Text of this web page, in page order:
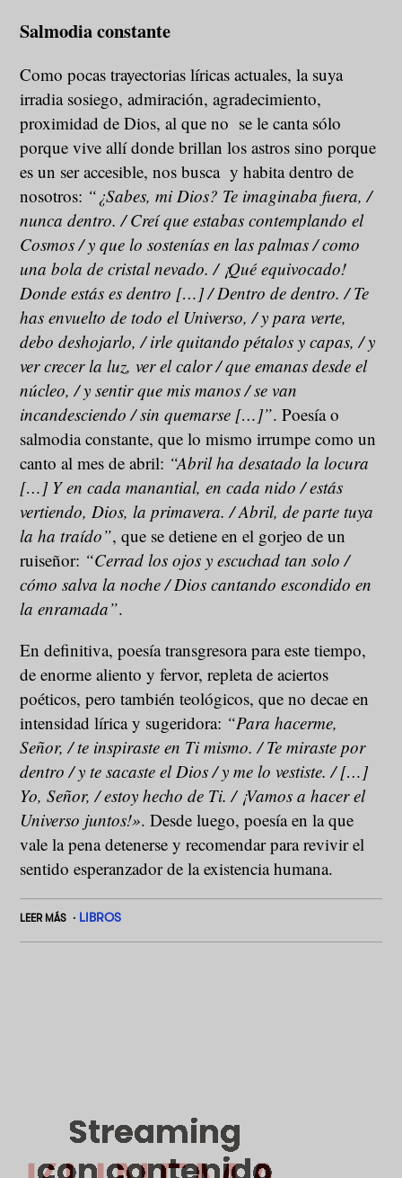
Salmodia constante
Como pocas trayectorias líricas actuales, la suya
irradia sosiego, admiración, agradecimiento,
proximidad de Dios, al que no se le canta sólo
porque vive allí donde brillan los astros sino porque
es un ser accesible, nos busca y habita dentro de
nosotros: “¿Sabes, mi Dios? Te imaginaba fuera, /
nunca dentro. / Creí que estabas contemplando el
Cosmos / y que lo sostenías en las palmas / como
una bola de cristal nevado. / ¡Qué equivocado!
Donde estás es dentro […] / Dentro de dentro. / Te
has envuelto de todo el Universo, / y para verte,
debo deshojarlo, / irle quitando pétalos y capas, / y
ver crecer la luz, ver el calor / que emanas desde el
núcleo, / y sentir que mis manos / se van
incandesciendo / sin quemarse […]”. Poesía o
salmodia constante, que lo mismo irrumpe como un
canto al mes de abril: “Abril ha desatado la locura
[…] Y en cada manantial, en cada nido / estás
vertiendo, Dios, la primavera. / Abril, de parte tuya
la ha traído”, que se detiene en el gorjeo de un
ruiseñor: “Cerrad los ojos y escuchad tan solo /
cómo salva la noche / Dios cantando escondido en
la enramada”.
En definitiva, poesía transgresora para este tiempo,
de enorme aliento y fervor, repleta de aciertos
poéticos, pero también teológicos, que no decae en
intensidad lírica y sugeridora: “Para hacerme,
Señor, / te inspiraste en Ti mismo. / Te miraste por
dentro / y te sacaste el Dios / y me lo vestiste. / […]
Yo, Señor, / estoy hecho de Ti. / ¡Vamos a hacer el
Universo juntos!». Desde luego, poesía en la que
vale la pena detenerse y recomendar para revivir el
sentido esperanzador de la existencia humana.
LEER MÁS LIBROS